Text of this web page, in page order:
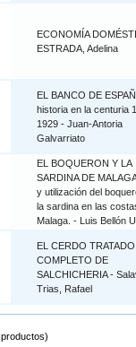
ECONOMÍA
ESTRADA, Adelina
EL BANCO DE
historia en la centuria
1929 - Juan-Antoria
Galvarriato
EL BOQUERON Y LA
SARDINA DE
y utilización del
la sardina en las
Malaga. - Luis Bellón
EL CERDO TRATADO
COMPLETO DE
SALCHICHERIA -
Trias, Rafael
productos)